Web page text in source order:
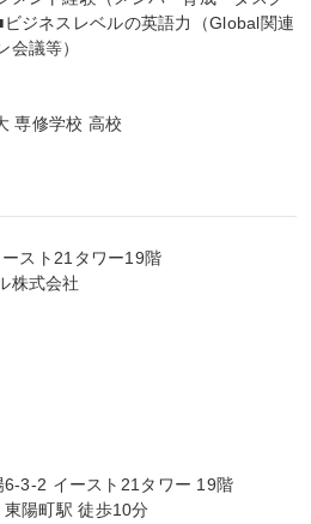
ジネスレベルの英語力（Global関連
議等）
専修学校 高校
スト21タワー19階
株式会社
3-2 イースト21タワー 19階
陽町駅 徒歩10分